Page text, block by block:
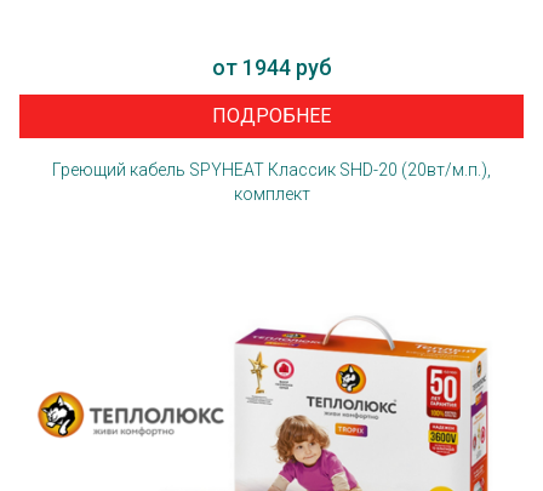
от 1944 руб
ПОДРОБНЕЕ
Греющий кабель SPYHEAT Классик SHD-20 (20вт/м.п.),
комплект